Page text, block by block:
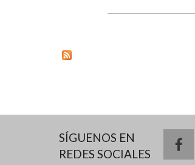
SÍGUENOS EN
REDES SOCIALES